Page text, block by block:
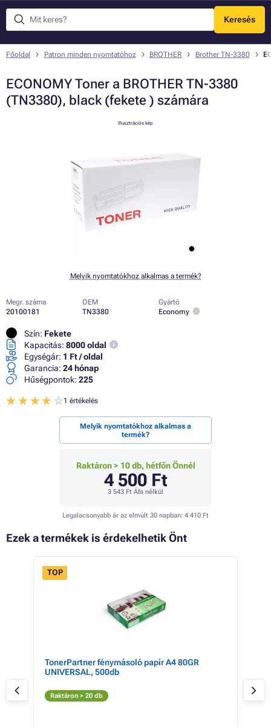
Keresés
Menü
Főoldal Patron minden nyomtatóhoz BROTHER Brother TN-3380
ECONOMY Toner a BROTHER TN-3380
(TN3380), black (fekete ) számára
Illusztrációs kép
Melyik nyomtatókhoz alkalmas a termék?
Megr. száma
20100181
OEM
TN3380
Gyártó
Economy
Szín: Fekete
Kapacitás: 8000 oldal
Egységár: 1 Ft / oldal
Garancia: 24 hónap
Hűségpontok: 225
1 értékelés
Melyik nyomtatókhoz alkalmas a
termék?
Raktáron > 10 db, hétfőn Önnél
4 500 Ft
3 543 Ft Áfa nélkül
Legalacsonyabb ár az elmúlt 30 napban: 4 410 Ft
Ezek a termékek is érdekelhetik Önt
TOP
TonerPartner fénymásoló papír A4 80GR
UNIVERSAL, 500db
Raktáron > 20 db